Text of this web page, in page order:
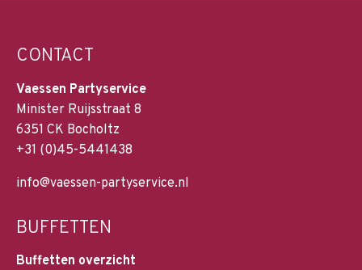
CONTACT
Vaessen Partyservice
Minister Ruijsstraat 8
6351 CK Bocholtz
+31 (0)45-5441438
info@vaessen-partyservice.nl
BUFFETTEN
Buffetten overzicht